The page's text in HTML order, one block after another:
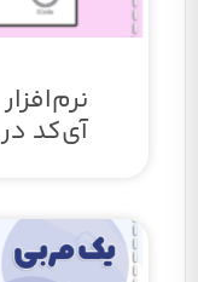
آی‌کد